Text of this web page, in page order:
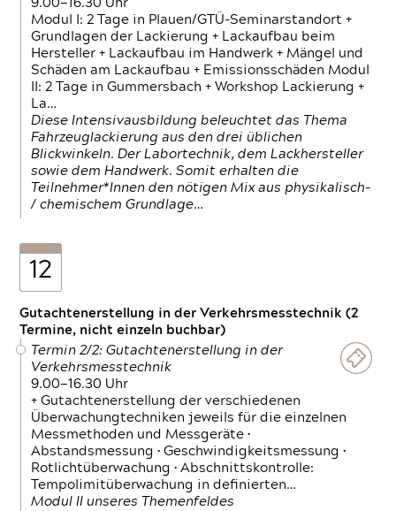
9.00—16.30 Uhr
Modul I: 2 Tage in Plauen/GTÜ-Seminarstandort +
Grundlagen der Lackierung + Lackaufbau beim
Hersteller + Lackaufbau im Handwerk + Mängel und
Schäden am Lackaufbau + Emissionsschäden Modul
II: 2 Tage in Gummersbach + Workshop Lackierung +
La…
Diese Intensivausbildung beleuchtet das Thema
Fahrzeuglackierung aus den drei üblichen
Blickwinkeln. Der Labortechnik, dem Lackhersteller
sowie dem Handwerk. Somit erhalten die
Teilnehmer*Innen den nötigen Mix aus physikalisch-
/ chemischem Grundlage…
12
Gutachtenerstellung in der Verkehrsmesstechnik (2
Termine, nicht einzeln buchbar)
Termin 2/2: Gutachtenerstellung in der
Verkehrsmesstechnik
9.00—16.30 Uhr
+ Gutachtenerstellung der verschiedenen
Überwachungtechniken jeweils für die einzelnen
Messmethoden und Messgeräte •
Abstandsmessung • Geschwindigkeitsmessung •
Rotlichtüberwachung • Abschnittskontrolle:
Tempolimitüberwachung in definierten…
Modul II unseres Themenfeldes